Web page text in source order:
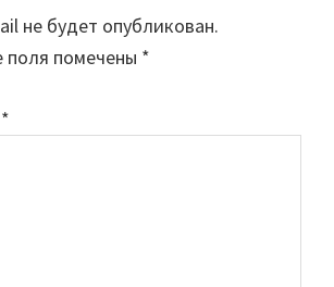
не будет опубликован.
поля помечены *
*